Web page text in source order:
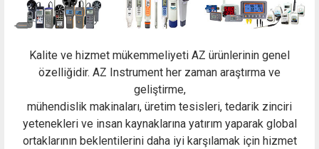
Kalite ve hizmet mükemmeliyeti AZ ürünlerinin genel
özelliğidir. AZ Instrument her zaman araştırma ve
geliştirme,
mühendislik makinaları, üretim tesisleri, tedarik zinciri
yetenekleri ve insan kaynaklarına yatırım yaparak global
ortaklarının beklentilerini daha iyi karşılamak için hizmet